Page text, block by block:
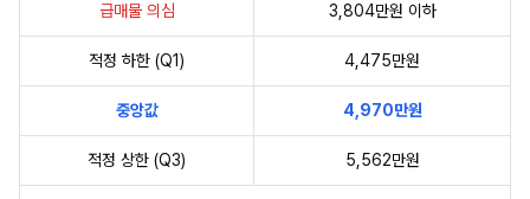
급매물 의심 3,804만원 이하
적정 하한 (Q1) 4,475만원
중앙값 4,970만원
적정 상한 (Q3) 5,562만원